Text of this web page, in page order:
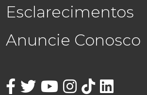
Esclarecimentos
Anuncie Conosco